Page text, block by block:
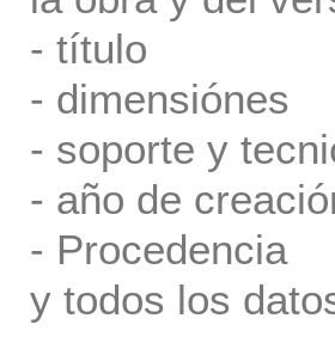
- título
- dimensiónes
- soporte y
- año de
- Procedencia
y todos los